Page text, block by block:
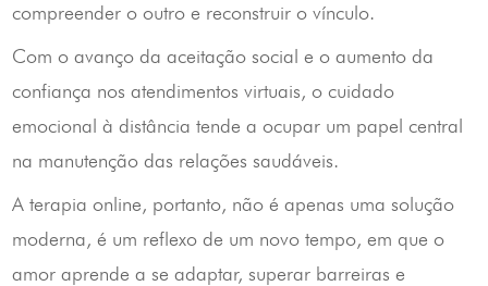
compreender o outro e reconstruir o vínculo.
Com o avanço da aceitação social e o aumento da
confiança nos atendimentos virtuais, o cuidado
emocional à distância tende a ocupar um papel central
na manutenção das relações saudáveis.
A terapia online, portanto, não é apenas uma solução
moderna, é um reflexo de um novo tempo, em que o
amor aprende a se adaptar, superar barreiras e